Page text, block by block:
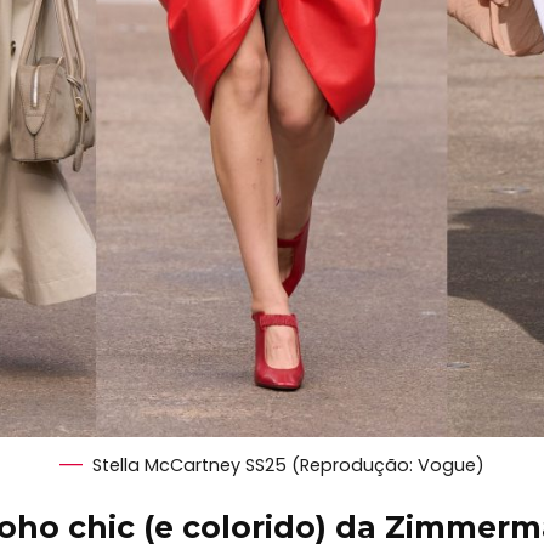
Stella McCartney SS25 (Reprodução: Vogue)
chic (e colorido) da